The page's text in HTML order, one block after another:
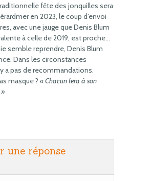
fête des jonquilles sera
en 2023, le coup d’envoi
avec une jauge que Denis Blum
à celle de 2019, est proche…
semble reprendre, Denis Blum
Dans les circonstances
a pas de recommandations.
masque ? « Chacun fera à son
une réponse